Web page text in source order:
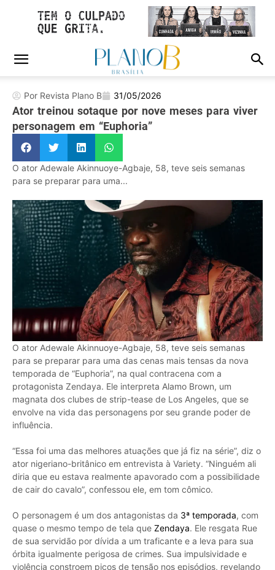
Por Revista Plano B 31/05/2026
Ator treinou sotaque por nove meses para viver
personagem em “Euphoria”
O ator Adewale Akinnuoye-Agbaje, 58, teve seis semanas
para se preparar para uma...
O ator Adewale Akinnuoye-Agbaje, 58, teve seis semanas
para se preparar para uma das cenas mais tensas da nova
temporada de “Euphoria”, na qual contracena com a
protagonista Zendaya. Ele interpreta Alamo Brown, um
magnata dos clubes de strip-tease de Los Angeles, que se
envolve na vida das personagens por seu grande poder de
influência.
“Essa foi uma das melhores atuações que já fiz na série”, diz o
ator nigeriano-britânico em entrevista à Variety. “Ninguém ali
diria que eu estava realmente apavorado com a possibilidade
de cair do cavalo”, confessou ele, em tom cômico.
O personagem é um dos antagonistas da 3ª temporada, com
quase o mesmo tempo de tela que Zendaya. Ele resgata Rue
de sua servidão por dívida a um traficante e a leva para sua
órbita igualmente perigosa de crimes. Sua impulsividade e
violência constroem picos de tensão nos episódios, revelando